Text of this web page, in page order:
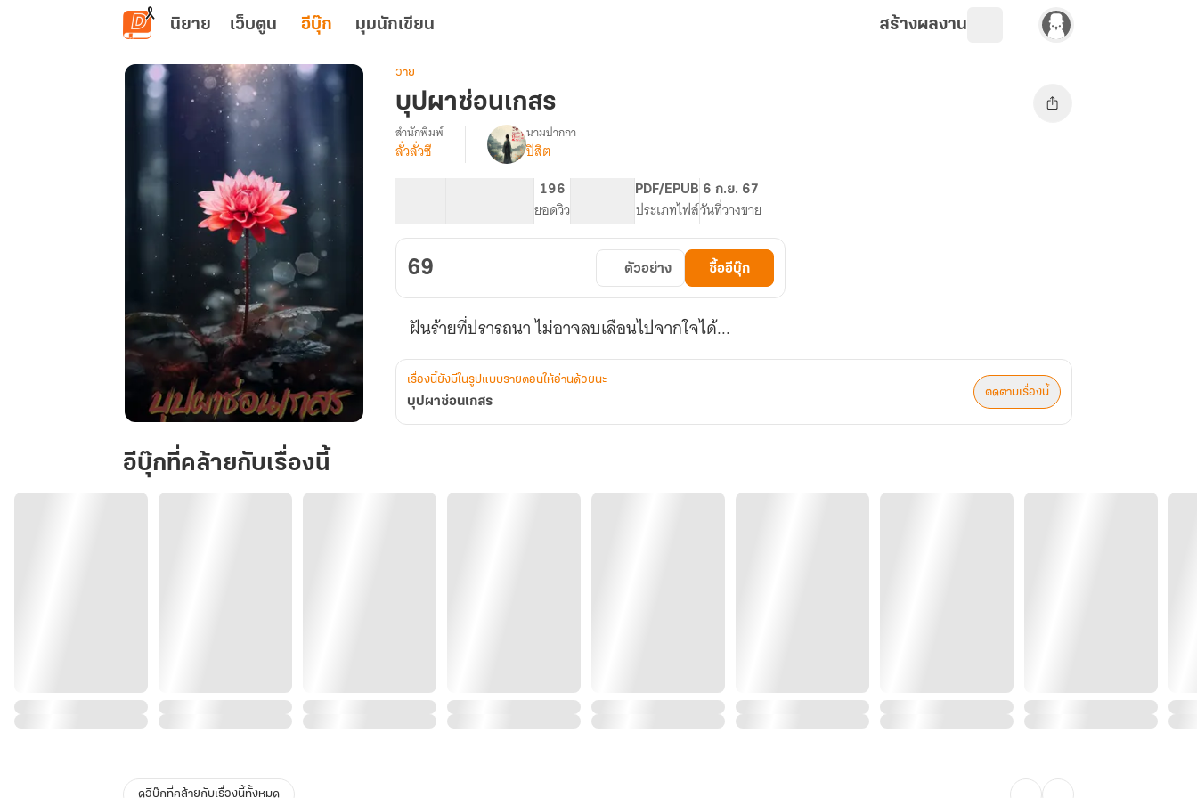
ข้ามไปยังเนื้อหาหลัก
นิยาย เว็บตูน อีบุ๊ก มุมนักเขียน สร้างผลงาน
ซ่อน
เกสร
วาย
บุปผาซ่อนเกสร
เรื่อง
สำนักพิมพ์
ลั่วลั่วซี
นามปากกา
ปิสิต
196
ยอดวิว
PDF/EPUB
ประเภทไฟล์
6 ก.ย. 67
วันที่วางขาย
69 ตัวอย่าง ซื้ออีบุ๊ก
ฝันร้ายที่ปรารถนา ไม่อาจลบเลือนไปจากใจได้...
เรื่องนี้ยังมีในรูปแบบรายตอนให้อ่านด้วยนะ
บุปผา​ซ่อน​เกสร​
ติดตามเรื่องนี้
อีบุ๊กที่คล้ายกับเรื่องนี้
ดูอีบุ๊กที่คล้ายกับเรื่องนี้ทั้งหมด